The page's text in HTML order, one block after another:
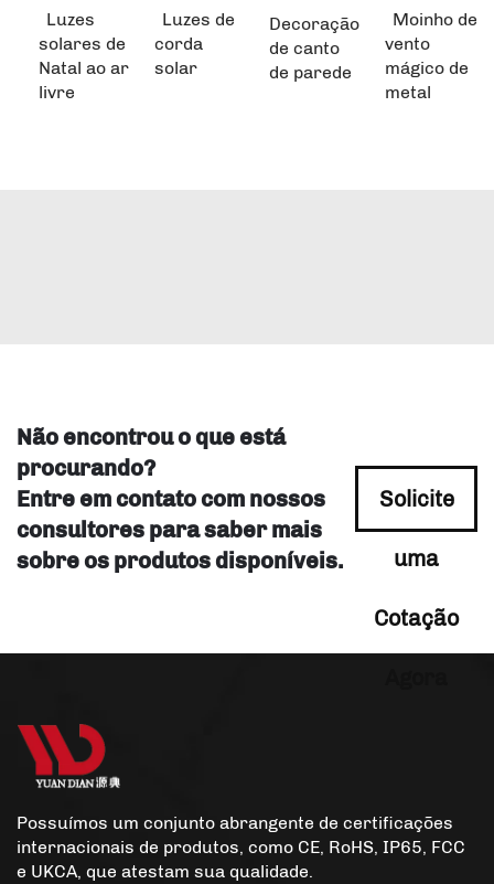
Luzes
solares de
Natal ao ar
livre
Luzes de
corda
solar
Decoração
de canto
de parede
Moinho de
vento
mágico de
metal
Não encontrou o que está
procurando?
Entre em contato com nossos
consultores para saber mais
sobre os produtos disponíveis.
Solicite
uma
Cotação
Possuímos um conjunto abrangente de certificações
internacionais de produtos, como CE, RoHS, IP65, FCC
e UKCA, que atestam sua qualidade.